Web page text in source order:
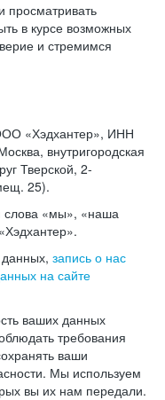
просматривать
в курсе возможных
и стремимся
«Хэдхантер», ИНН
внутригородская
Тверской, 2-
25).
слова «мы», «наша
запись о нас
на сайте
ваших данных
требования
ваши
Мы используем
вы их нам передали.